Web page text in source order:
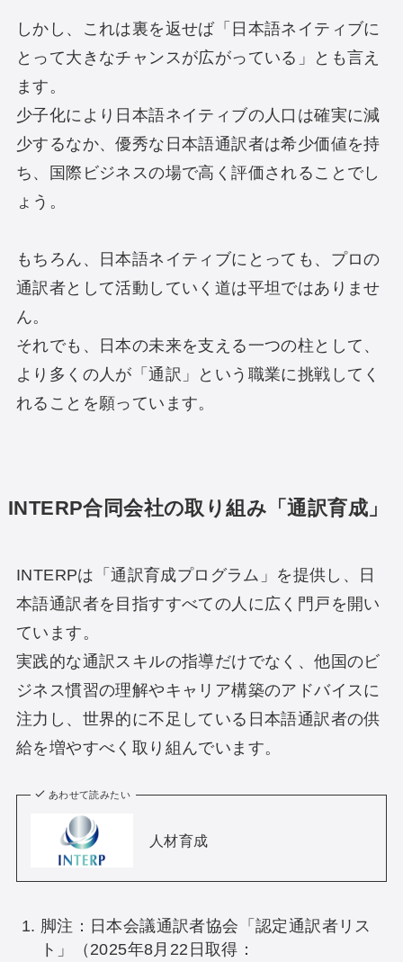
しかし、これは裏を返せば「日本語ネイティブに
とって大きなチャンスが広がっている」とも言え
ます。
少子化により日本語ネイティブの人口は確実に減
少するなか、優秀な日本語通訳者は希少価値を持
ち、国際ビジネスの場で高く評価されることでし
ょう。
もちろん、日本語ネイティブにとっても、プロの
通訳者として活動していく道は平坦ではありませ
ん。
それでも、日本の未来を支える一つの柱として、
より多くの人が「通訳」という職業に挑戦してく
れることを願っています。
INTERP合同会社の取り組み「通訳育成」
INTERPは「通訳育成プログラム」を提供し、日
本語通訳者を目指すすべての人に広く門戸を開い
ています。
実践的な通訳スキルの指導だけでなく、他国のビ
ジネス慣習の理解やキャリア構築のアドバイスに
注力し、世界的に不足している日本語通訳者の供
給を増やすべく取り組んでいます。
あわせて読みたい
人材育成
脚注：日本会議通訳者協会「認定通訳者リス
ト」（2025年8月22日取得：